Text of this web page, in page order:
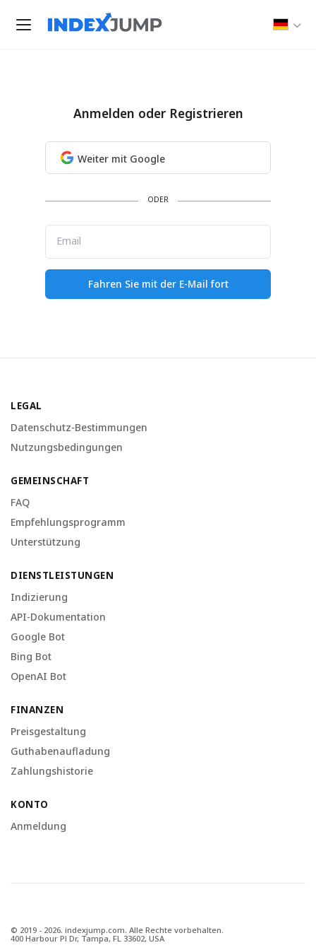
Anmelden oder Registrieren
Weiter mit Google
ODER
Email
Fahren Sie mit der E-Mail fort
LEGAL
Datenschutz-Bestimmungen
Nutzungsbedingungen
GEMEINSCHAFT
FAQ
Empfehlungsprogramm
Unterstützung
DIENSTLEISTUNGEN
Indizierung
API-Dokumentation
Google Bot
Bing Bot
OpenAI Bot
FINANZEN
Preisgestaltung
Guthabenaufladung
Zahlungshistorie
KONTO
Anmeldung
© 2019 - 2026. indexjump.com. Alle Rechte vorbehalten.
400 Harbour Pl Dr, Tampa, FL 33602, USA